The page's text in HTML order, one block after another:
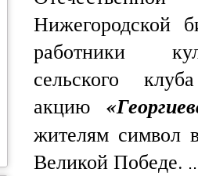
Нижегородской
работники
сельского
акцию
жителям символ
Великой Победе.